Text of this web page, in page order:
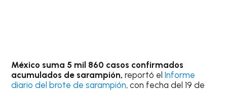
México suma 5 mil 860 casos confirmados
acumulados de sarampión,reportó elInforme
diario del brote de sarampión, con fecha del 19 de